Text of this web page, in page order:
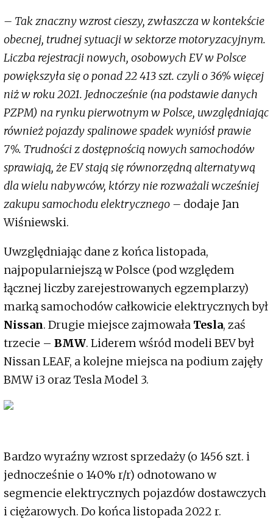
– Tak znaczny wzrost cieszy, zwłaszcza w kontekście
obecnej, trudnej sytuacji w sektorze motoryzacyjnym.
Liczba rejestracji nowych, osobowych EV w Polsce
powiększyła się o ponad 22 413 szt. czyli o 36% więcej
niż w roku 2021. Jednocześnie (na podstawie danych
PZPM) na rynku pierwotnym w Polsce, uwzględniając
również pojazdy spalinowe spadek wyniósł prawie
7%. Trudności z dostępnością nowych samochodów
sprawiają, że EV stają się równorzędną alternatywą
dla wielu nabywców, którzy nie rozważali wcześniej
zakupu samochodu elektrycznego – dodaje Jan
Wiśniewski.
Uwzględniając dane z końca listopada,
najpopularniejszą w Polsce (pod względem
łącznej liczby zarejestrowanych egzemplarzy)
marką samochodów całkowicie elektrycznych był
Nissan. Drugie miejsce zajmowała Tesla, zaś
trzecie – BMW. Liderem wśród modeli BEV był
Nissan LEAF, a kolejne miejsca na podium zajęły
BMW i3 oraz Tesla Model 3.
Bardzo wyraźny wzrost sprzedaży (o 1456 szt. i
jednocześnie o 140% r/r) odnotowano w
segmencie elektrycznych pojazdów dostawczych
i ciężarowych. Do końca listopada 2022 r.